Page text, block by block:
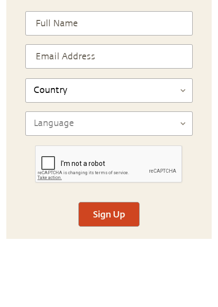
Sign Up